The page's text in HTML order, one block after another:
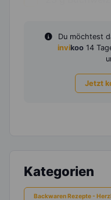
Du möchtest
invikoo 14
Jetzt
Kategorien
Backwaren Rezepte -